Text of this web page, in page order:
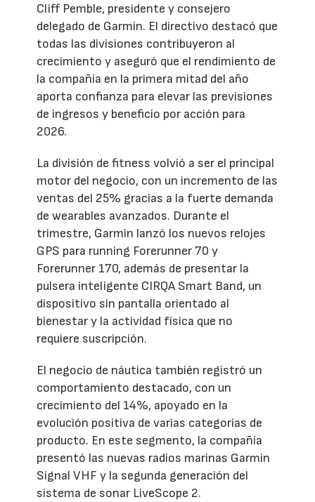
Cliff Pemble, presidente y consejero
delegado de Garmin. El directivo destacó que
todas las divisiones contribuyeron al
crecimiento y aseguró que el rendimiento de
la compañía en la primera mitad del año
aporta confianza para elevar las previsiones
de ingresos y beneficio por acción para
2026.
La división de fitness volvió a ser el principal
motor del negocio, con un incremento de las
ventas del 25% gracias a la fuerte demanda
de wearables avanzados. Durante el
trimestre, Garmin lanzó los nuevos relojes
GPS para running Forerunner 70 y
Forerunner 170, además de presentar la
pulsera inteligente CIRQA Smart Band, un
dispositivo sin pantalla orientado al
bienestar y la actividad física que no
requiere suscripción.
El negocio de náutica también registró un
comportamiento destacado, con un
crecimiento del 14%, apoyado en la
evolución positiva de varias categorías de
producto. En este segmento, la compañía
presentó las nuevas radios marinas Garmin
Signal VHF y la segunda generación del
sistema de sonar LiveScope 2.